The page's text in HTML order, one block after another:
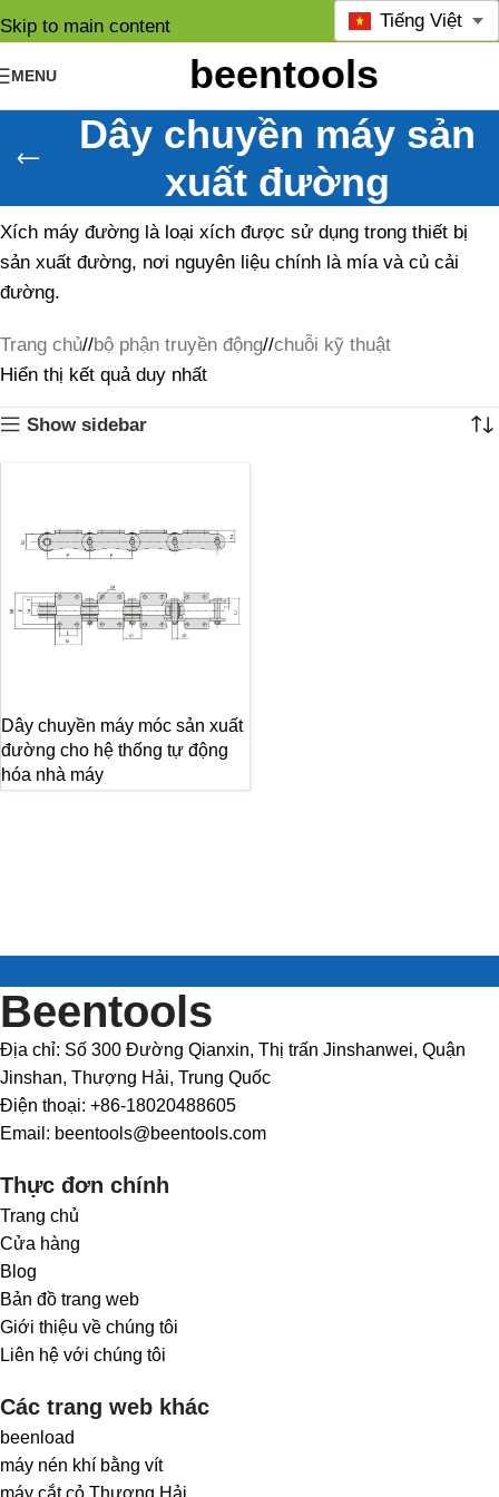
Skip to main content
MENU
Tiếng Việt
Dây chuyền máy sản
xuất đường
Xích máy đường là loại xích được sử dụng trong thiết bị
sản xuất đường, nơi nguyên liệu chính là mía và củ cải
đường.
Trang chủ/ bộ phận truyền động/ chuỗi kỹ thuật
Hiển thị kết quả duy nhất
Show sidebar
Dây chuyền máy móc sản xuất
đường cho hệ thống tự động
hóa nhà máy
Beentools
Địa chỉ: Số 300 Đường Qianxin, Thị trấn Jinshanwei, Quận
Jinshan, Thượng Hải, Trung Quốc
Điện thoại: +86-18020488605
Email: beentools@beentools.com
Thực đơn chính
Trang chủ
Cửa hàng
Blog
Bản đồ trang web
Giới thiệu về chúng tôi
Liên hệ với chúng tôi
Các trang web khác
beenload
máy nén khí bằng vít
máy cắt cỏ Thượng Hải